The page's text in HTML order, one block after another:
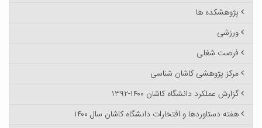
پژوهشکده ها
ورزشی
فرصت شغلی
مرکز پژوهشی کاشان شناسی
گزارش عملکرد دانشگاه کاشان ۱۴۰۰-۱۳۹۲
هفته دستاوردها و افتخارات دانشگاه کاشان سال ۱۴۰۰